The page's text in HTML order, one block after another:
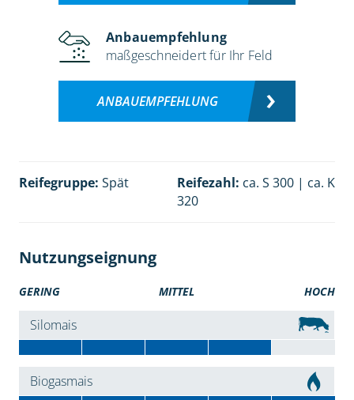
Anbauempfehlung
maßgeschneidert für Ihr Feld
ANBAUEMPFEHLUNG
Reifegruppe: Spät Reifezahl: ca. S 300 | ca. K
320
Nutzungseignung
GERING MITTEL HOCH
Silomais
Biogasmais